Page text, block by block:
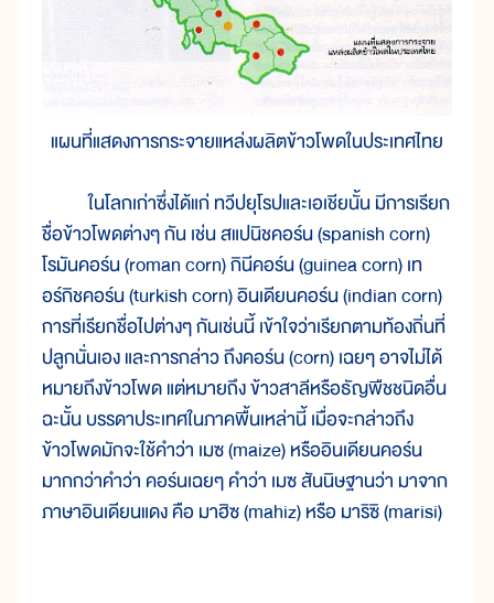
แผนที่แสดงการกระจายแหล่งผลิตข้าวโพดในประเทศไทย
ในโลกเก่าซึ่งได้แก่ ทวีปยุโรปและเอเชียนั้น มีการเรียก
ชื่อข้าวโพดต่างๆ กัน เช่น สแปนิชคอร์น (spanish corn)
โรมันคอร์น (roman corn) กินีคอร์น (guinea corn) เท
อร์กิชคอร์น (turkish corn) อินเดียนคอร์น (indian corn)
การที่เรียกชื่อไปต่างๆ กันเช่นนี้ เข้าใจว่าเรียกตามท้องถิ่นที่
ปลูกนั่นเอง และการกล่าว ถึงคอร์น (corn) เฉยๆ อาจไม่ได้
หมายถึงข้าวโพด แต่หมายถึง ข้าวสาลีหรือธัญพืชชนิดอื่น
ฉะนั้น บรรดาประเทศในภาคพื้นเหล่านี้ เมื่อจะกล่าวถึง
ข้าวโพดมักจะใช้คำว่า เมซ (maize) หรืออินเดียนคอร์น
มากกว่าคำว่า คอร์นเฉยๆ คำว่า เมซ สันนิษฐานว่า มาจาก
ภาษาอินเดียนแดง คือ มาฮิซ (mahiz) หรือ มาริซิ (marisi)